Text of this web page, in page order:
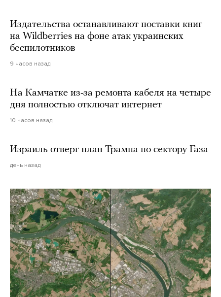
Издательства останавливают поставки книг
на Wildberries на фоне атак украинских
беспилотников
9 часов назад
На Камчатке из-за ремонта кабеля на четыре
дня полностью отключат интернет
10 часов назад
Израиль отверг план Трампа по сектору Газа
день назад